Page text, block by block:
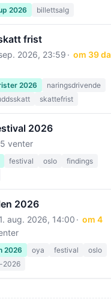
2026 billettsalg
frist
2026, 23:59
om 39
2026
naringsdrivende
skattefrist
2026
venter
festival oslo
findings
2026
aug. 2026, 14:00
om 4
2026 oya festival
oslo
2026